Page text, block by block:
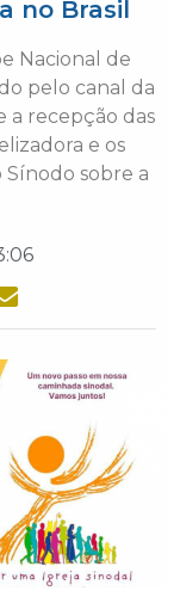
no Brasil
Nacional de
pelo canal da
a recepção das
e os
sobre a